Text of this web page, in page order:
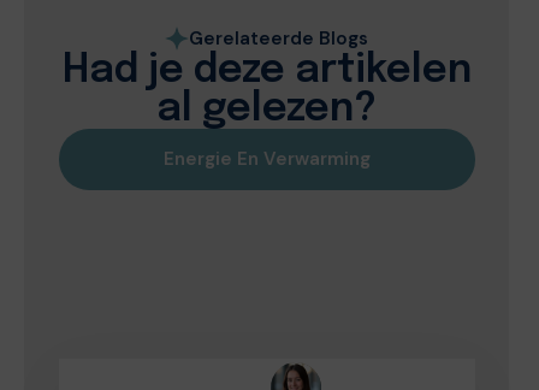
Gerelateerde Blogs
Had je deze artikelen
al gelezen?
Energie En Verwarming